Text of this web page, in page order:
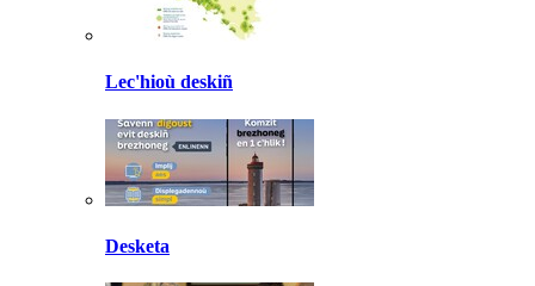
Lec'hioù deskiñ
Desketa